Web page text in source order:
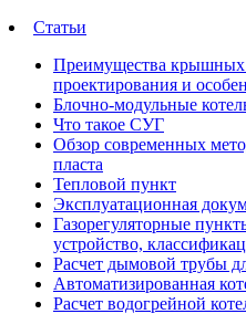
Статьи
Преимущества
проектирования и
Блочно-модульные
Что такое СУГ
Обзор современных
пласта
Тепловой пункт
Эксплуатационная
Газорегуляторные
устройство,
Расчет дымовой трубы
Автоматизированная
Расчет водогрейной